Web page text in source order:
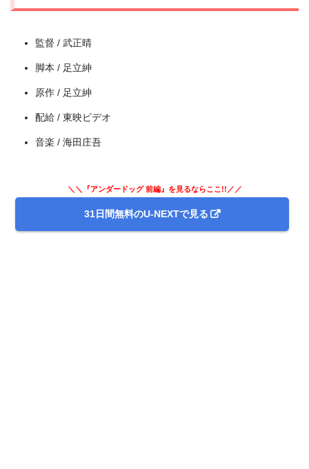
＼＼31日間無料!!お試し解約もOK／／
今すぐ無料でU-NEXTで見る
監督 / 武正晴
脚本 / 足立紳
原作 / 足立紳
配給 / 東映ビデオ
音楽 / 海田庄吾
＼＼『アンダードッグ 前編』を見るならここ!!／／
31日間無料のU-NEXTで見る